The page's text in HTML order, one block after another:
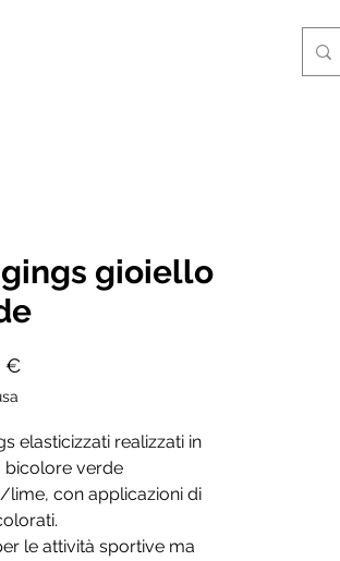
gioiello
€Prezzo
elasticizzati realizzati in
bicolore verde
lime, con applicazioni di
le attività sportive ma